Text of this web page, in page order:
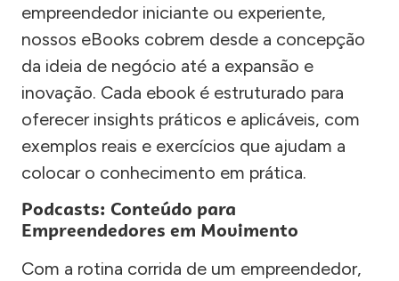
empreendedor iniciante ou experiente,
nossos eBooks cobrem desde a concepção
da ideia de negócio até a expansão e
inovação. Cada ebook é estruturado para
oferecer insights práticos e aplicáveis, com
exemplos reais e exercícios que ajudam a
colocar o conhecimento em prática.
Podcasts: Conteúdo para
Empreendedores em Movimento
Com a rotina corrida de um empreendedor,